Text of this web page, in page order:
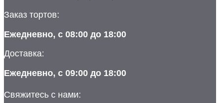
Заказ тортов:
Ежедневно, с 08:00 до 18:00
Доставка:
Ежедневно, с 09:00 до 18:00
Свяжитесь с нами: